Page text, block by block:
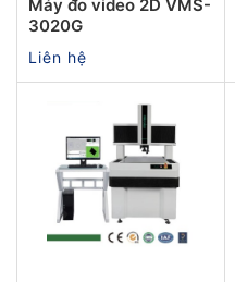
Máy đo video 2D VMS-
3020G
Liên hệ